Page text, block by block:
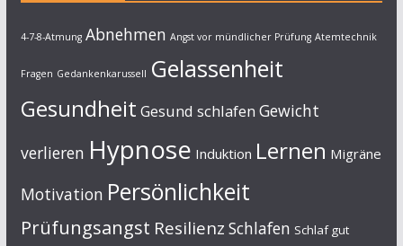
4-7-8-Atmung Abnehmen Angst vor mündlicher Prüfung Atemtechnik
Fragen Gedankenkarussell Gelassenheit
Gesundheit Gesund schlafen Gewicht
verlieren Hypnose Induktion Lernen Migräne
Motivation Persönlichkeit
Prüfungsangst Resilienz Schlafen Schlaf gut